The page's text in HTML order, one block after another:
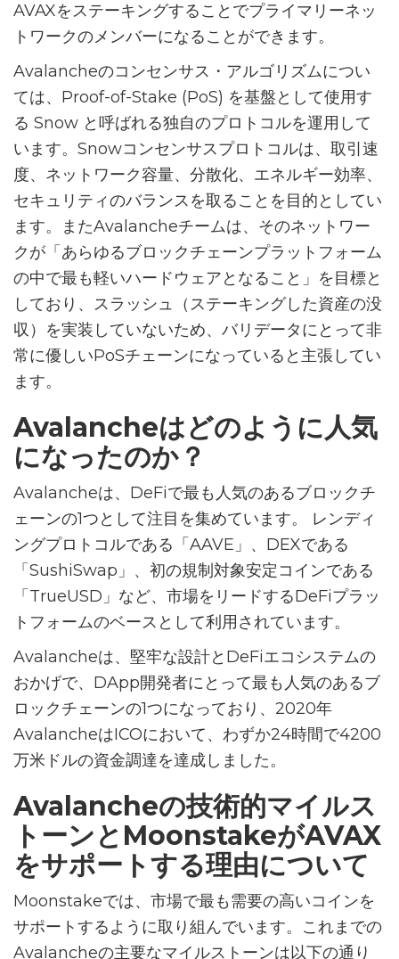
AVAXをステーキングすることでプライマリーネッ
トワークのメンバーになることができます。
Avalancheのコンセンサス・アルゴリズムについ
ては、Proof-of-Stake (PoS) を基盤として使用す
る Snow と呼ばれる独自のプロトコルを運用して
います。Snowコンセンサスプロトコルは、取引速
度、ネットワーク容量、分散化、エネルギー効率、
セキュリティのバランスを取ることを目的としてい
ます。またAvalancheチームは、そのネットワー
クが「あらゆるブロックチェーンプラットフォーム
の中で最も軽いハードウェアとなること」を目標と
しており、スラッシュ（ステーキングした資産の没
収）を実装していないため、バリデータにとって非
常に優しいPoSチェーンになっていると主張してい
ます。
Avalancheはどのように人気
になったのか？
Avalancheは、DeFiで最も人気のあるブロックチ
ェーンの1つとして注目を集めています。 レンディ
ングプロトコルである「AAVE」、DEXである
「SushiSwap」、初の規制対象安定コインである
「TrueUSD」など、市場をリードするDeFiプラッ
トフォームのベースとして利用されています。
Avalancheは、堅牢な設計とDeFiエコシステムの
おかげで、DApp開発者にとって最も人気のあるブ
ロックチェーンの1つになっており、2020年
AvalancheはICOにおいて、わずか24時間で4200
万米ドルの資金調達を達成しました。
Avalancheの技術的マイルス
トーンとMoonstakeがAVAX
をサポートする理由について
Moonstakeでは、市場で最も需要の高いコインを
サポートするように取り組んでいます。これまでの
Avalancheの主要なマイルストーンは以下の通り